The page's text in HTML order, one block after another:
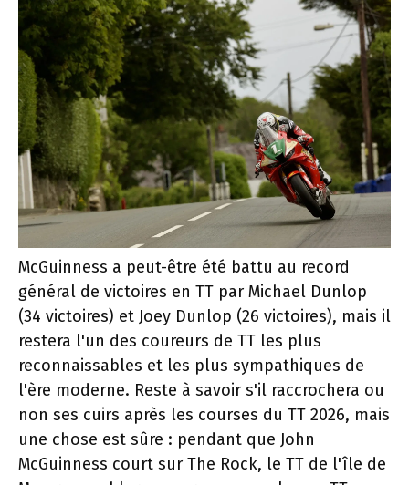
McGuinness a peut-être été battu au record
général de victoires en TT par Michael Dunlop
(34 victoires) et Joey Dunlop (26 victoires), mais il
restera l'un des coureurs de TT les plus
reconnaissables et les plus sympathiques de
l'ère moderne. Reste à savoir s'il raccrochera ou
non ses cuirs après les courses du TT 2026, mais
une chose est sûre : pendant que John
McGuinness court sur The Rock, le TT de l'île de